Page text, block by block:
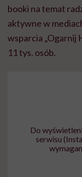
booki na temat
aktywne w
wsparcia „Ogarnij
11 tys. osób.
Do
serwisu